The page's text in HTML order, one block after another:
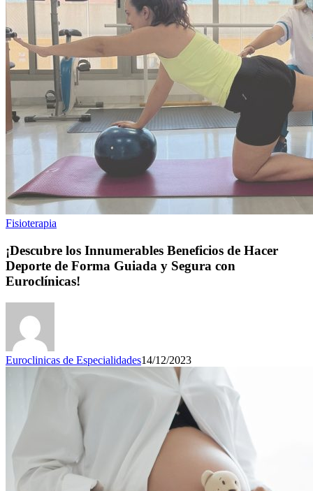
Fisioterapia
¡Descubre los Innumerables Beneficios de Hacer
Deporte de Forma Guiada y Segura con
Euroclínicas!
Euroclinicas de Especialidades14/12/2023